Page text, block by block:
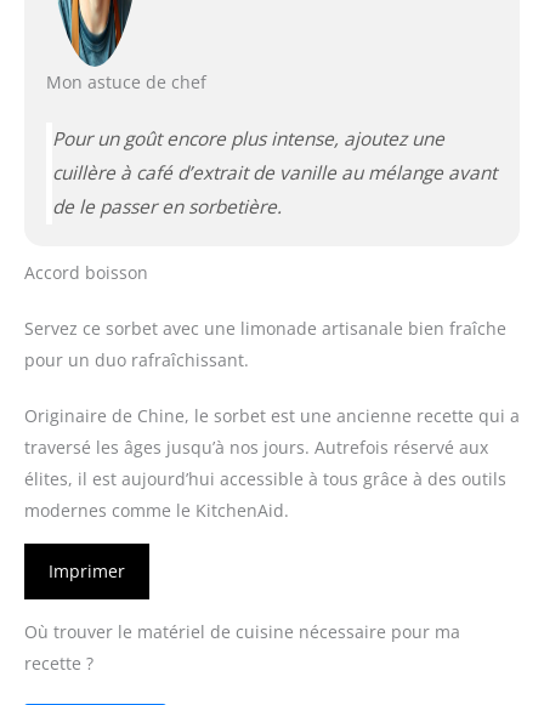
Mon astuce de chef
Pour un goût encore plus intense, ajoutez une
cuillère à café d’extrait de vanille au mélange avant
de le passer en sorbetière.
Accord boisson
Servez ce sorbet avec une limonade artisanale bien fraîche
pour un duo rafraîchissant.
Originaire de Chine, le sorbet est une ancienne recette qui a
traversé les âges jusqu’à nos jours. Autrefois réservé aux
élites, il est aujourd’hui accessible à tous grâce à des outils
modernes comme le KitchenAid.
Imprimer
Où trouver le matériel de cuisine nécessaire pour ma
recette ?